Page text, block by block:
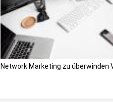
Network Marketing zu überwinden